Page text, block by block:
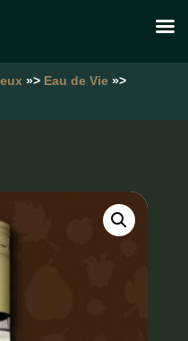
»> Eau de Vie»>